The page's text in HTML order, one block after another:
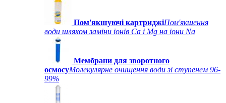
Пом'якшуючі картриджіПом'якшення
води шляхом заміни іонів Ca і Mg на іони Na
Мембрани для зворотного
осмосуМолекулярне очищення води зі ступенем 96-
99%